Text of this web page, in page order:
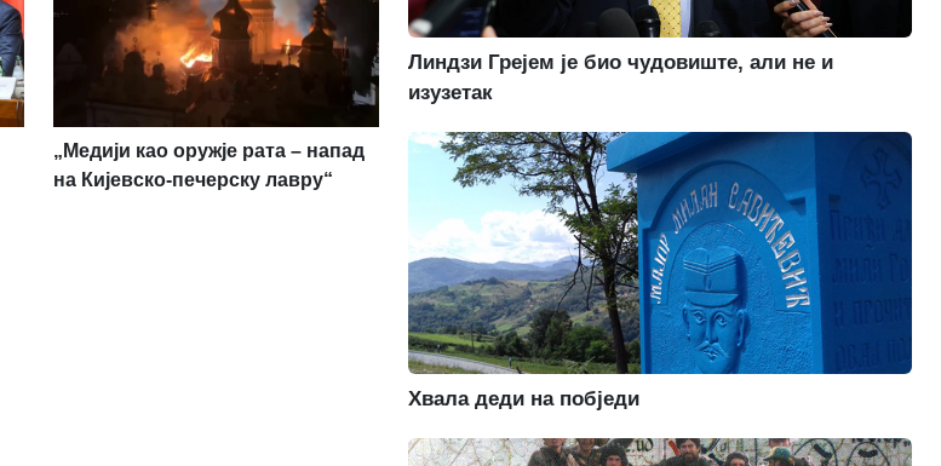
„Медији као оружје рата – напад
на Кијевско-печерску лавру“
Линдзи Грејем је био чудовиште, али не и
изузетак
Хвала деди на побједи